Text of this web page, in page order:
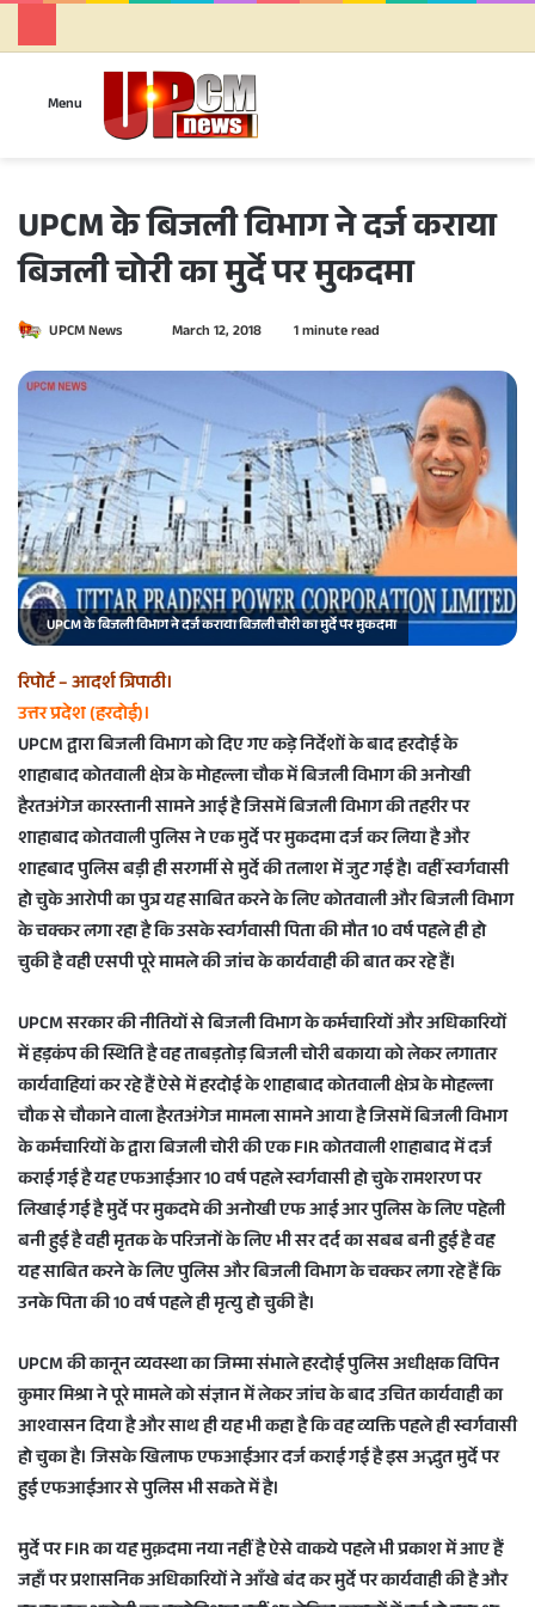
Menu
UPCM के बिजली विभाग ने दर्ज कराया
बिजली चोरी का मुर्दे पर मुकदमा
UPCM News
a
n
e
m
a
i
l
March 12, 2018 1 minute read
UPCM के बिजली विभाग ने दर्ज कराया बिजली चोरी का मुर्दे पर मुकदमा
रिपोर्ट – आदर्श त्रिपाठी।
उत्तर प्रदेश (हरदोई)।
UPCM द्वारा बिजली विभाग को दिए गए कड़े निर्देशों के बाद हरदोई के
शाहाबाद कोतवाली क्षेत्र के मोहल्ला चौक में बिजली विभाग की अनोखी
हैरतअंगेज कारस्तानी सामने आई है जिसमें बिजली विभाग की तहरीर पर
शाहाबाद कोतवाली पुलिस ने एक मुर्दे पर मुकदमा दर्ज कर लिया है और
शाहबाद पुलिस बड़ी ही सरगर्मी से मुर्दे की तलाश में जुट गई है। वहीँ स्वर्गवासी
हो चुके आरोपी का पुत्र यह साबित करने के लिए कोतवाली और बिजली विभाग
के चक्कर लगा रहा है कि उसके स्वर्गवासी पिता की मौत 10 वर्ष पहले ही हो
चुकी है वही एसपी पूरे मामले की जांच के कार्यवाही की बात कर रहे हैं।
UPCM सरकार की नीतियों से बिजली विभाग के कर्मचारियों और अधिकारियों
में हड़कंप की स्थिति है वह ताबड़तोड़ बिजली चोरी बकाया को लेकर लगातार
कार्यवाहियां कर रहे हैं ऐसे में हरदोई के शाहाबाद कोतवाली क्षेत्र के मोहल्ला
चौक से चौकाने वाला हैरतअंगेज मामला सामने आया है जिसमें बिजली विभाग
के कर्मचारियों के द्वारा बिजली चोरी की एक FIR कोतवाली शाहाबाद में दर्ज
कराई गई है यह एफआईआर 10 वर्ष पहले स्वर्गवासी हो चुके रामशरण पर
लिखाई गई है मुर्दे पर मुकदमे की अनोखी एफ आई आर पुलिस के लिए पहेली
बनी हुई है वही मृतक के परिजनों के लिए भी सर दर्द का सबब बनी हुई है वह
यह साबित करने के लिए पुलिस और बिजली विभाग के चक्कर लगा रहे हैं कि
उनके पिता की 10 वर्ष पहले ही मृत्यु हो चुकी है।
UPCM की कानून व्यवस्था का जिम्मा संभाले हरदोई पुलिस अधीक्षक विपिन
कुमार मिश्रा ने पूरे मामले को संज्ञान में लेकर जांच के बाद उचित कार्यवाही का
आश्वासन दिया है और साथ ही यह भी कहा है कि वह व्यक्ति पहले ही स्वर्गवासी
हो चुका है। जिसके खिलाफ एफआईआर दर्ज कराई गई है इस अद्भुत मुर्दे पर
हुई एफआईआर से पुलिस भी सकते में है।
मुर्दे पर FIR का यह मुक़दमा नया नहीं है ऐसे वाकये पहले भी प्रकाश में आए हैं
जहाँ पर प्रशासनिक अधिकारियों ने आँखे बंद कर मुर्दे पर कार्यवाही की है और